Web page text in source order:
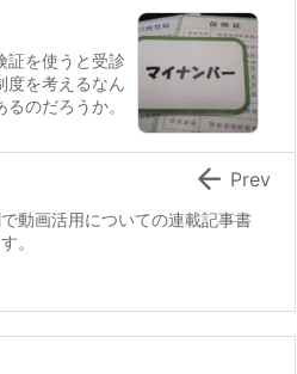
証を使うと受診
度を考えるなん
のだろうか。
動画活用についての連載記事書
。
 Prev